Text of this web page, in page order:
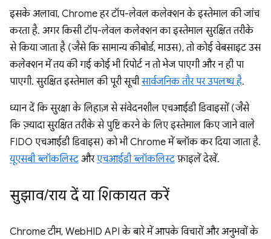
इसके अलावा, Chrome हर टॉप-लेवल कलेक्शन के इस्तेमाल की जांच
करता है. अगर किसी टॉप-लेवल कलेक्शन का इस्तेमाल सुरक्षित तरीके
से किया जाता है (जैसे कि सामान्य कीबोर्ड, माउस), तो कोई वेबसाइट उस
कलेक्शन में तय की गई कोई भी रिपोर्ट न तो भेज पाएगी और न ही पा
पाएगी. सुरक्षित इस्तेमाल की पूरी सूचीसार्वजनिक तौर पर उपलब्ध है.
ध्यान दें कि सुरक्षा के लिहाज़ से संवेदनशील एचआईडी डिवाइसों (जैसे
कि ज़्यादा सुरक्षित तरीके से पुष्टि करने के लिए इस्तेमाल किए जाने वाले
FIDO एचआईडी डिवाइस) को भी Chrome में ब्लॉक कर दिया जाता है.
यूएसबी ब्लॉकलिस्टऔरएचआईडी ब्लॉकलिस्टफ़ाइलें देखें.
सुझाव/राय दें या शिकायत करें
Chrome टीम, WebHID API के बारे में आपके विचारों और अनुभवों के